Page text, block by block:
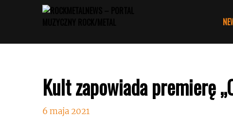
Kult zapowiada premierę
6 maja 2021